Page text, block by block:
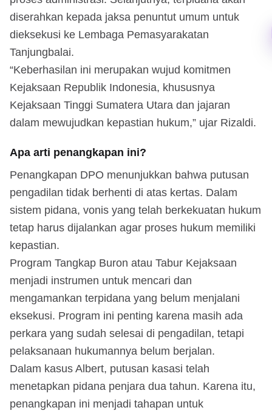
diserahkan kepada jaksa penuntut umum untuk
dieksekusi ke Lembaga Pemasyarakatan
Tanjungbalai.
“Keberhasilan ini merupakan wujud komitmen
Kejaksaan Republik Indonesia, khususnya
Kejaksaan Tinggi Sumatera Utara dan jajaran
dalam mewujudkan kepastian hukum,” ujar Rizaldi.
Apa arti penangkapan ini?
Penangkapan DPO menunjukkan bahwa putusan
pengadilan tidak berhenti di atas kertas. Dalam
sistem pidana, vonis yang telah berkekuatan hukum
tetap harus dijalankan agar proses hukum memiliki
kepastian.
Program Tangkap Buron atau Tabur Kejaksaan
menjadi instrumen untuk mencari dan
mengamankan terpidana yang belum menjalani
eksekusi. Program ini penting karena masih ada
perkara yang sudah selesai di pengadilan, tetapi
pelaksanaan hukumannya belum berjalan.
Dalam kasus Albert, putusan kasasi telah
menetapkan pidana penjara dua tahun. Karena itu,
penangkapan ini menjadi tahapan untuk